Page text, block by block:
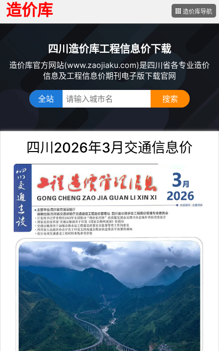
造价库 造价库导航
四川造价库工程信息价下载
造价库官方网站(www.zaojiaku.com)是四川省各专业造价
信息及工程信息价期刊电子版下载官网
全站
四川2026年3月交通信息价